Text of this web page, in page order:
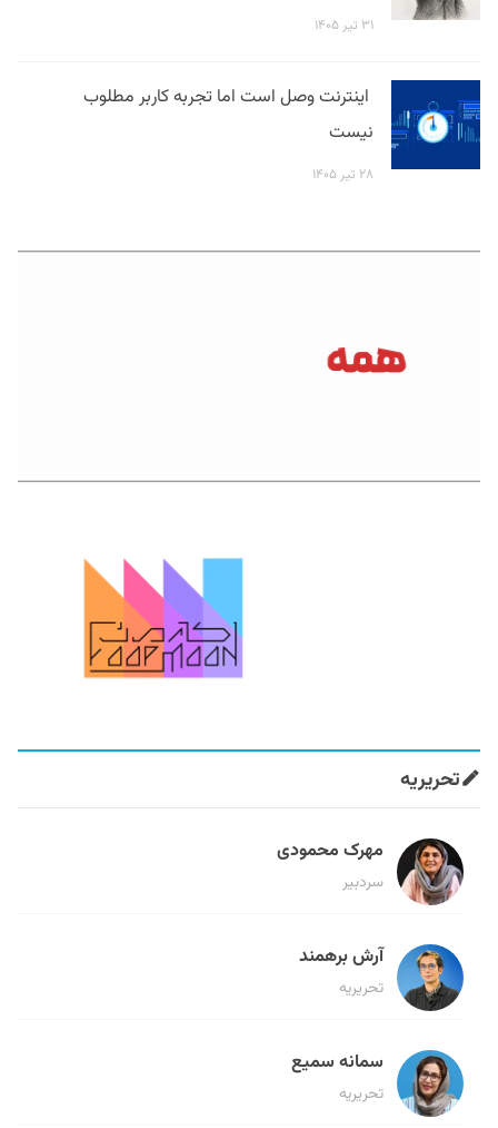
۳۱ تیر ۱۴۰۵
اینترنت وصل است اما تجربه کاربر مطلوب
نیست
۲۸ تیر ۱۴۰۵
تحریریه
مهرک محمودی
سردبیر
آرش برهمند
تحریریه
سمانه سمیع
تحریریه